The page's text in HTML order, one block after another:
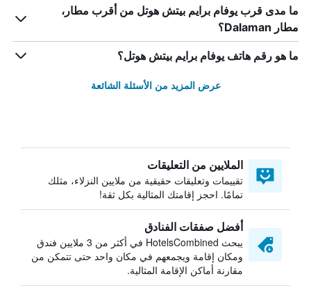
ما مدى قرب يوفام برايم بيتش هوتل من أقرب مطار،
مطار Dalaman؟
ما هو رقم هاتف يوفام برايم بيتش هوتل؟
عرض المزيد من الأسئلة الشائعة
الملايين من التعليقات
تقييمات وتعليقات حقيقية من ملايين النزلاء، مثلك
تمامًا. احجز إقامتك المثالية بكل ثقة!
أفضل صفقات الفنادق
يبحث HotelsCombined في أكثر من 3 ملايين فندق
ومكان إقامة ويجمعهم في مكان واحد حتى تتمكن من
مقارنة أماكن الإقامة المثالية.